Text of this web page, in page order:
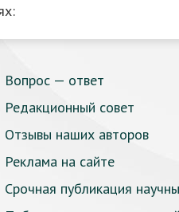
Вопрос — ответ
Редакционный совет
Отзывы наших авторов
Реклама на сайте
Срочная публикация